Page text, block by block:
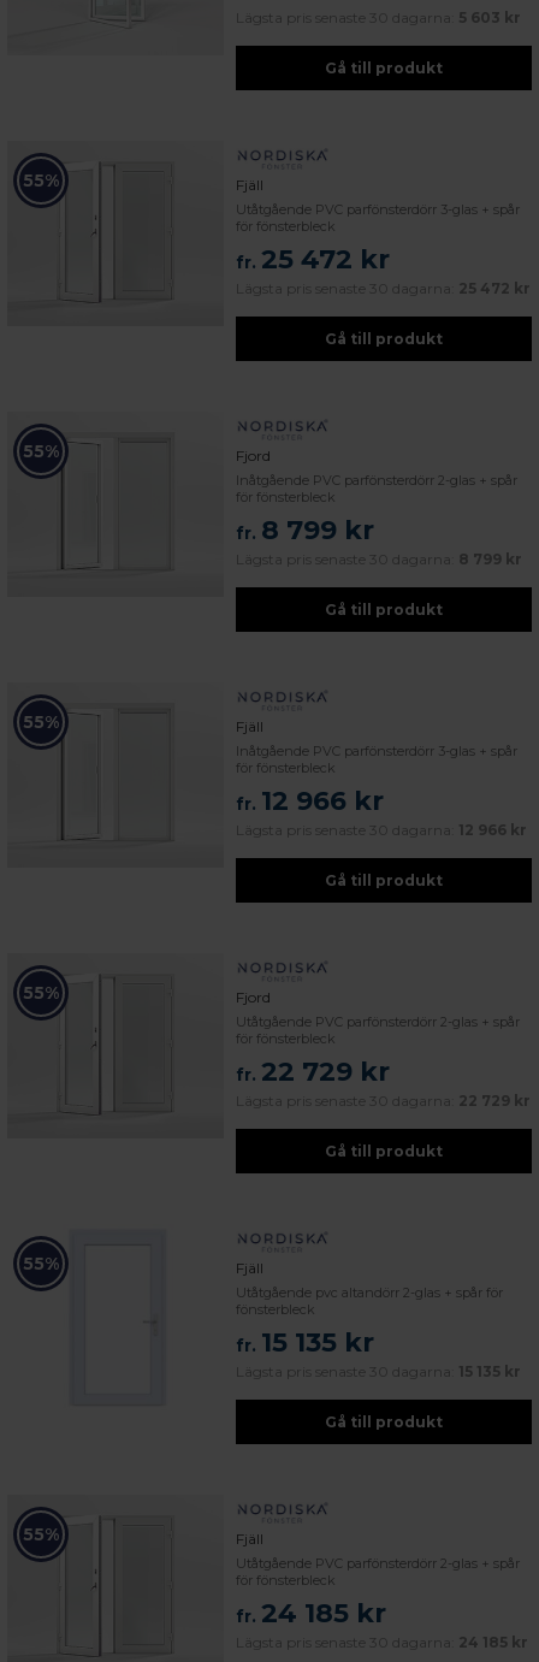
Lägsta pris senaste 30 dagarna: 5 603 kr
Gå till produkt
55% Fjäll
Utåtgående PVC parfönsterdörr 3-glas + spår
för fönsterbleck
fr. 25 472 kr
Lägsta pris senaste 30 dagarna: 25 472 kr
Gå till produkt
55% Fjord
Inåtgående PVC parfönsterdörr 2-glas + spår
för fönsterbleck
fr. 8 799 kr
Lägsta pris senaste 30 dagarna: 8 799 kr
Gå till produkt
55% Fjäll
Inåtgående PVC parfönsterdörr 3-glas + spår
för fönsterbleck
fr. 12 966 kr
Lägsta pris senaste 30 dagarna: 12 966 kr
Gå till produkt
55% Fjord
Utåtgående PVC parfönsterdörr 2-glas + spår
för fönsterbleck
fr. 22 729 kr
Lägsta pris senaste 30 dagarna: 22 729 kr
Gå till produkt
55% Fjäll
Utåtgående pvc altandörr 2-glas + spår för
fönsterbleck
fr. 15 135 kr
Lägsta pris senaste 30 dagarna: 15 135 kr
Gå till produkt
55% Fjäll
Utåtgående PVC parfönsterdörr 2-glas + spår
för fönsterbleck
fr. 24 185 kr
Lägsta pris senaste 30 dagarna: 24 185 kr